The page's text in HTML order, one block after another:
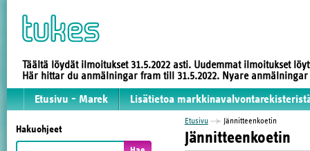
Täältä löydät ilmoitukset 31.5.2022 asti. Uudemmat ilmoitukset
Här hittar du anmälningar fram till 31.5.2022. Nyare
Etusivu - Marek Lisätietoa
Hakuohjeet
Etusivu Jännitteenkoetin
Jännitteenkoetin